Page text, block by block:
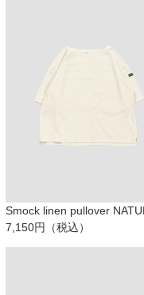
Smock linen pullover
7,150円（税込）